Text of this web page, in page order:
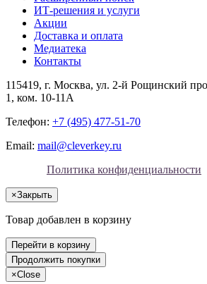
ИТ-решения и услуги
Акции
Доставка и оплата
Медиатека
Контакты
115419, г. Москва, ул. 2-й Рощинский
1, ком. 10-11А
Телефон: +7 (495) 477-51-70
Email: mail@cleverkey.ru
Политика конфиденциальности
×Закрыть
Товар добавлен в корзину
Перейти в корзину
Продолжить покупки
×Close